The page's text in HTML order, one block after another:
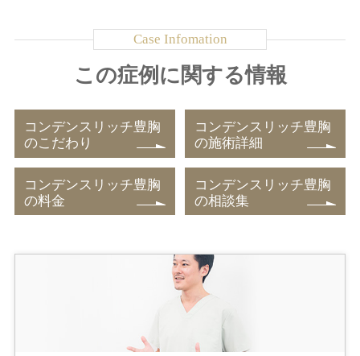
この症例に関する情報
コンデンスリッチ豊胸
のこだわり
コンデンスリッチ豊胸
の施術詳細
コンデンスリッチ豊胸
の料金
コンデンスリッチ豊胸
の相談集